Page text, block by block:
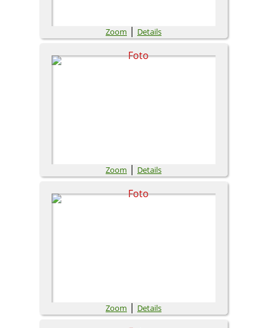
Zoom | Details
Zoom | Details
Zoom | Details